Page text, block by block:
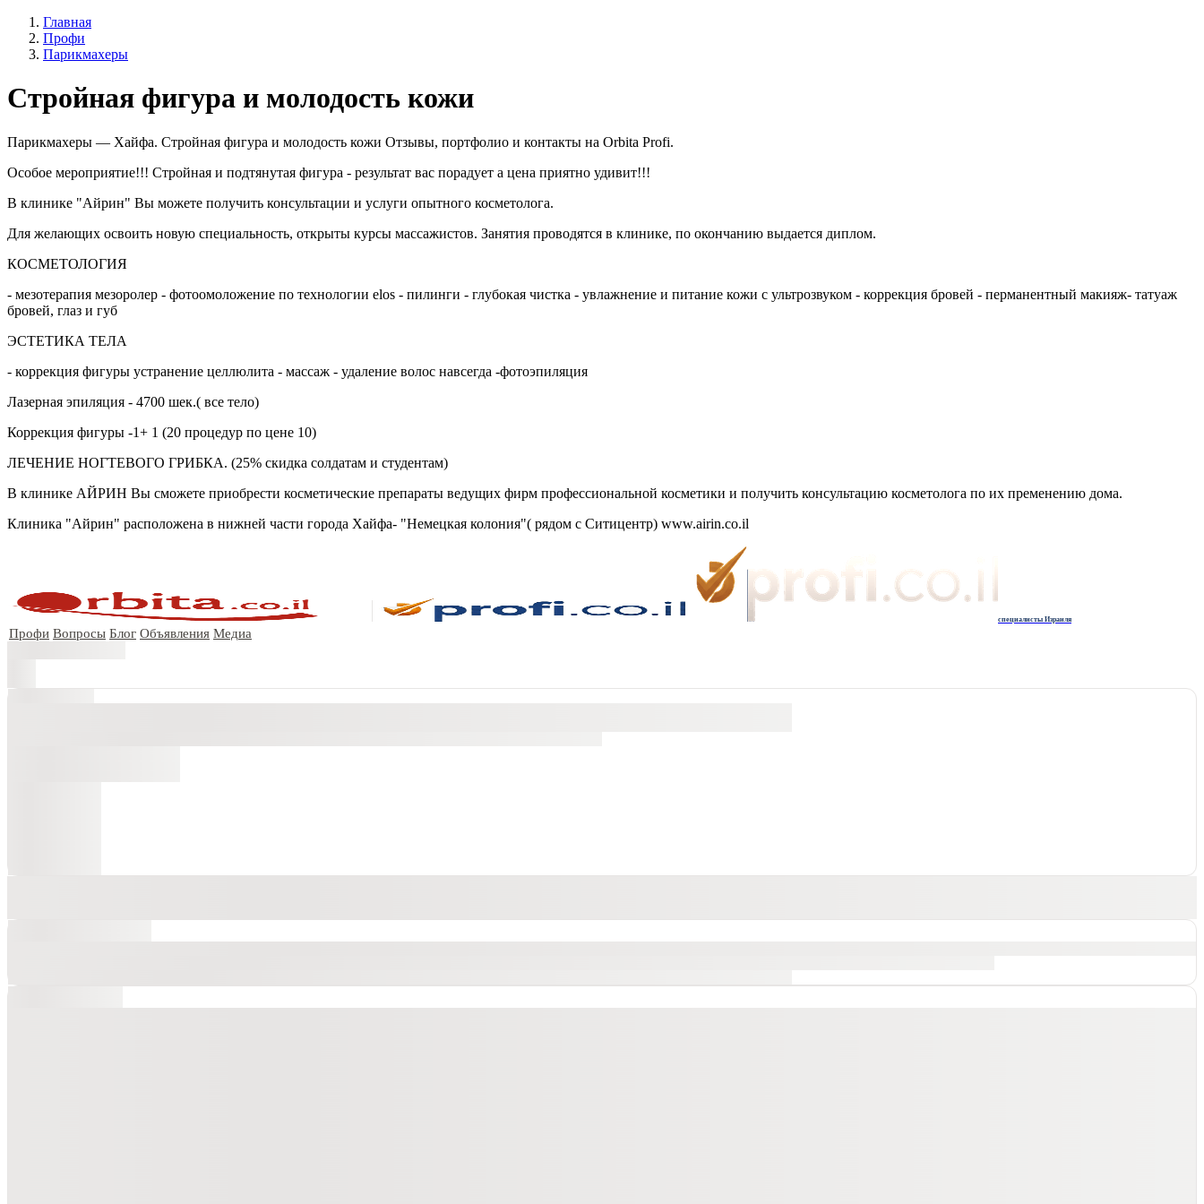
Главная
Профи
Парикмахеры
Стройная фигура и молодость кожи
Парикмахеры — Хайфа. Стройная фигура и молодость кожи Отзывы, портфолио и контакты на Orbita Profi.
Особое мероприятие!!! Стройная и подтянутая фигура - результат вас порадует а цена приятно удивит!!!
В клинике "Айрин" Вы можете получить консультации и услуги опытного косметолога.
Для желающих освоить новую специальность, открыты курсы массажистов. Занятия проводятся в клинике, по окончанию выдается диплом.
КОСМЕТОЛОГИЯ
- мезотерапия мезоролер - фотоомоложение по технологии elos - пилинги - глубокая чистка - увлажнение и питание кожи с ультрозвуком - коррекция бровей - перманентный макияж- татуаж
бровей, глаз и губ
ЭСТЕТИКА ТЕЛА
- коррекция фигуры устранение целлюлита - массаж - удаление волос навсегда -фотоэпиляция
Лазерная эпиляция - 4700 шек.( все тело)
Коррекция фигуры -1+ 1 (20 процедур по цене 10)
ЛЕЧЕНИЕ НОГТЕВОГО ГРИБКА. (25% скидка солдатам и студентам)
В клинике АЙРИН Вы сможете приобрести косметические препараты ведущих фирм профессиональной косметики и получить консультацию косметолога по их пременению дома.
Клиника "Айрин" расположена в нижней части города Хайфа- "Немецкая колония"( рядом с Ситицентр) www.airin.co.il
специалисты Израиля
Профи Вопросы Блог Объявления Медиа